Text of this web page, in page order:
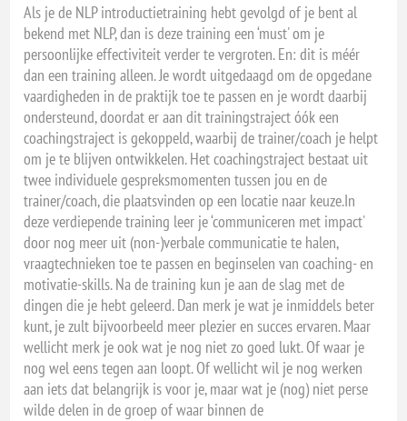
Als je de NLP introductietraining hebt gevolgd of je bent al
bekend met NLP, dan is deze training een ‘must' om je
persoonlijke effectiviteit verder te vergroten. En: dit is méér
dan een training alleen. Je wordt uitgedaagd om de opgedane
vaardigheden in de praktijk toe te passen en je wordt daarbij
ondersteund, doordat er aan dit trainingstraject óók een
coachingstraject is gekoppeld, waarbij de trainer/coach je helpt
om je te blijven ontwikkelen. Het coachingstraject bestaat uit
twee individuele gespreksmomenten tussen jou en de
trainer/coach, die plaatsvinden op een locatie naar keuze.In
deze verdiepende training leer je ‘communiceren met impact'
door nog meer uit (non-)verbale communicatie te halen,
vraagtechnieken toe te passen en beginselen van coaching- en
motivatie-skills. Na de training kun je aan de slag met de
dingen die je hebt geleerd. Dan merk je wat je inmiddels beter
kunt, je zult bijvoorbeeld meer plezier en succes ervaren. Maar
wellicht merk je ook wat je nog niet zo goed lukt. Of waar je
nog wel eens tegen aan loopt. Of wellicht wil je nog werken
aan iets dat belangrijk is voor je, maar wat je (nog) niet perse
wilde delen in de groep of waar binnen de